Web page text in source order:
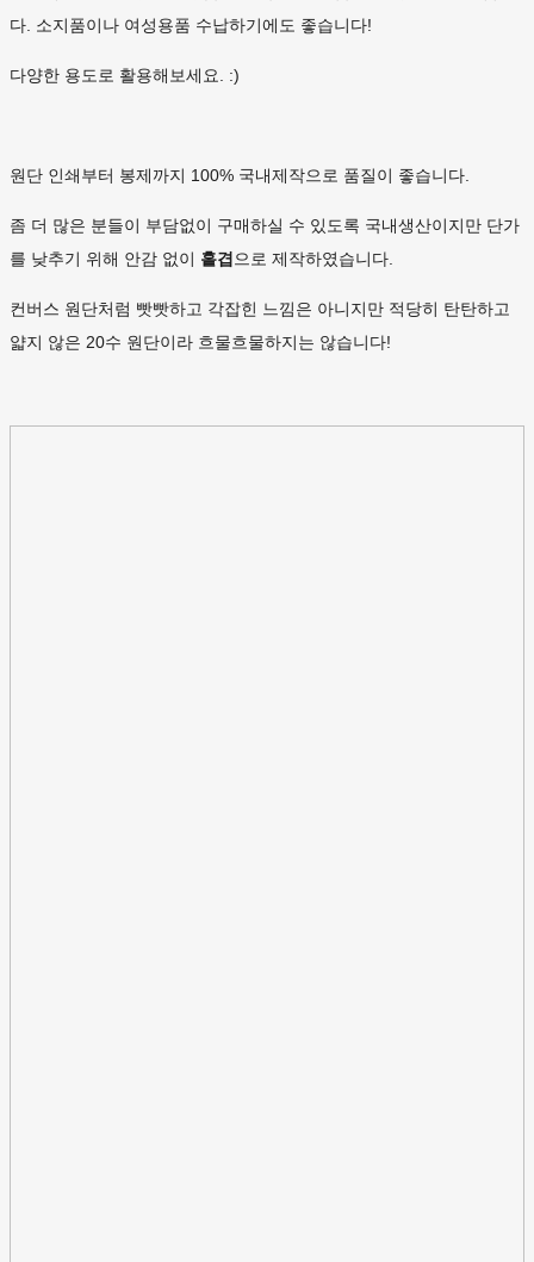
다. 소지품이나 여성용품 수납하기에도 좋습니다!
다양한 용도로 활용해보세요. :)
원단 인쇄부터 봉제까지 100% 국내제작으로 품질이 좋습니다.
좀 더 많은 분들이 부담없이 구매하실 수 있도록 국내생산이지만 단가
를 낮추기 위해 안감 없이 홑겹 으로 제작하였습니다.
컨버스 원단처럼 빳빳하고 각잡힌 느낌은 아니지만 적당히 탄탄하고
얇지 않은 20수 원단이라 흐물흐물하지는 않습니다!